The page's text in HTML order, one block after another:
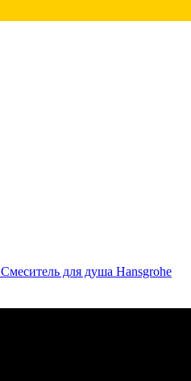
Смеситель для душа Hansgrohe